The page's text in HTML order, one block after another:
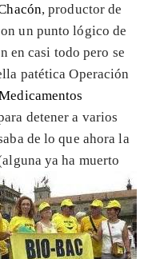
, productor de
un punto lógico de
en casi todo pero se
patética Operación
detener a varios
de lo que ahora la
ya ha muerto